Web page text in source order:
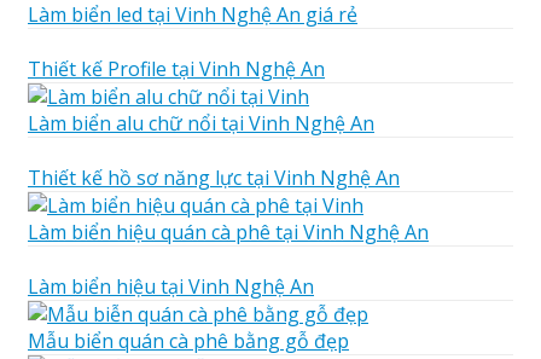
Làm biển led tại Vinh Nghệ An giá rẻ
Thiết kế Profile tại Vinh Nghệ An
Làm biển alu chữ nổi tại Vinh Nghệ An
Thiết kế hồ sơ năng lực tại Vinh Nghệ An
Làm biển hiệu quán cà phê tại Vinh Nghệ An
Làm biển hiệu tại Vinh Nghệ An
Mẫu biển quán cà phê bằng gỗ đẹp